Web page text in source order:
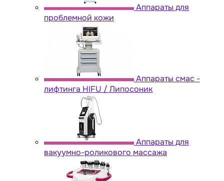
Аппараты для
проблемной кожи
Аппараты cмас -
лифтинга HIFU / Липосоник
Аппараты для
вакуумно-роликового массажа